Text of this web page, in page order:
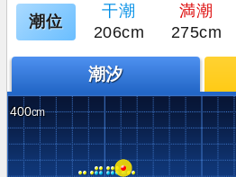
潮位
干潮 満潮
206cm
275cm
潮汐
400